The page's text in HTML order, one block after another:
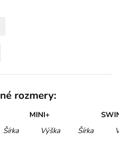
rozmery:
MINI+
Šírka
Výška Šírka